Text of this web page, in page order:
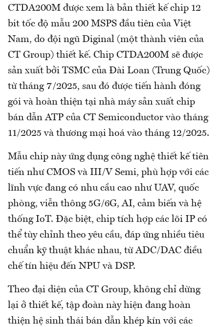
CTDA200M được xem là bản thiết kế chip 12
bit tốc độ mẫu 200 MSPS đầu tiên của Việt
Nam, do đội ngũ Diginal (một thành viên của
CT Group) thiết kế. Chip CTDA200M sẽ được
sản xuất bởi TSMC của Đài Loan (Trung Quốc)
từ tháng 7/2025, sau đó được tiến hành đóng
gói và hoàn thiện tại nhà máy sản xuất chip
bán dẫn ATP của CT Semiconductor vào tháng
11/2025 và thương mại hoá vào tháng 12/2025.
Mẫu chip này ứng dụng công nghệ thiết kế tiên
tiến như CMOS và III/V Semi, phù hợp với các
lĩnh vực đang có nhu cầu cao như UAV, quốc
phòng, viễn thông 5G/6G, AI, cảm biến và hệ
thống IoT. Đặc biệt, chip tích hợp các lõi IP có
thể tùy chỉnh theo yêu cầu, đáp ứng nhiều tiêu
chuẩn kỹ thuật khác nhau, từ ADC/DAC điều
chế tín hiệu đến NPU và DSP.
Theo đại diện của CT Group, không chỉ dừng
lại ở thiết kế, tập đoàn này hiện đang hoàn
thiện hệ sinh thái bán dẫn khép kín với các